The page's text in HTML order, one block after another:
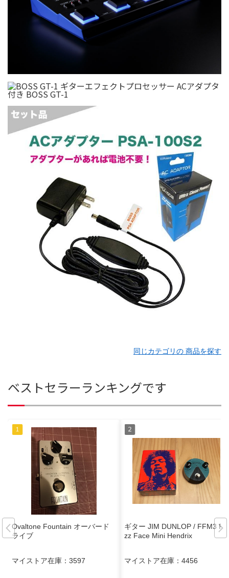
同じカテゴリの 商品を探す
ベストセラーランキングです
Ovaltone Fountain オーバード
ライブ
マイストア在庫： 3597
ギター JIM DUNLOP / FFM3 Fu
zz Face Mini Hendrix
マイストア在庫： 4456